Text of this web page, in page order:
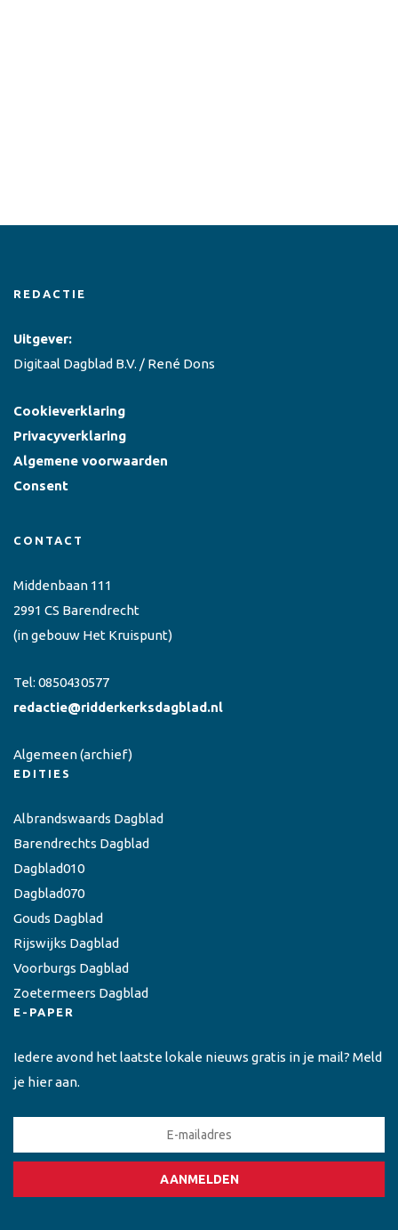
REDACTIE
Uitgever:
Digitaal Dagblad B.V. / René Dons
Cookieverklaring
Privacyverklaring
Algemene voorwaarden
Consent
CONTACT
Middenbaan 111
2991 CS Barendrecht
(in gebouw Het Kruispunt)
Tel: 0850430577
redactie@ridderkerksdagblad.nl
Algemeen(archief)
EDITIES
Albrandswaards Dagblad
Barendrechts Dagblad
Dagblad010
Dagblad070
Gouds Dagblad
Rijswijks Dagblad
Voorburgs Dagblad
Zoetermeers Dagblad
E-PAPER
Iedere avond het laatste lokale nieuws gratis in je mail? Meld
je hier aan.